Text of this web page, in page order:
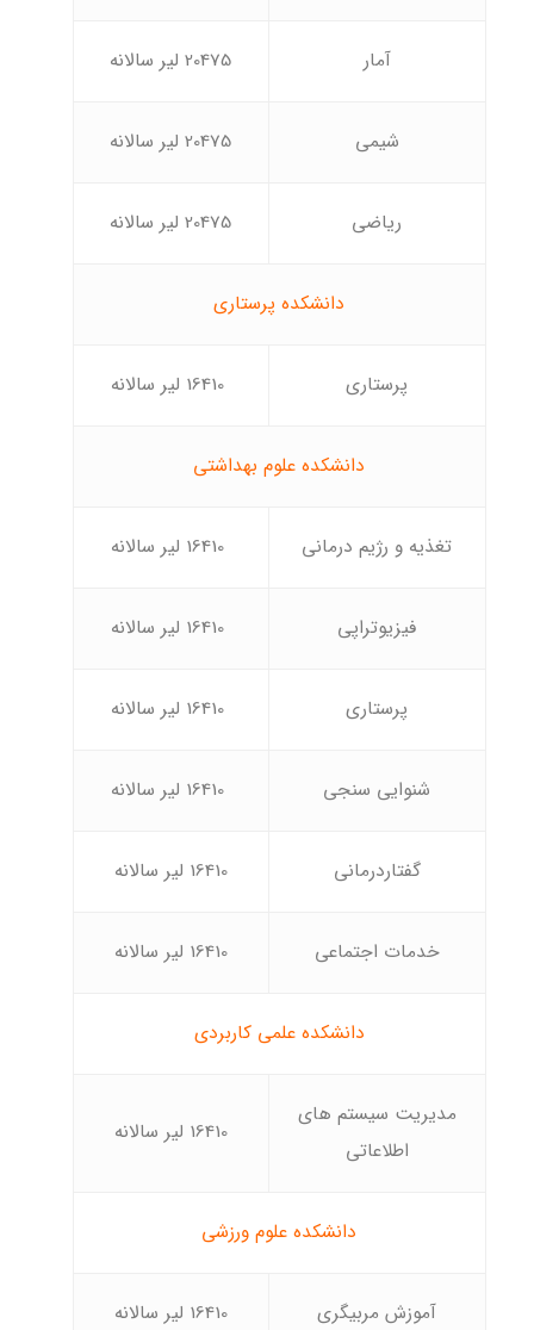
آمار 20475 لیر سالانه
شیمی 20475 لیر سالانه
ریاضی 20475 لیر سالانه
دانشکده پرستاری
پرستاری
دانشکده علوم بهداشتی
تغذیه و رژیم درمانی
فیزیوتراپی
پرستاری
شنوایی سنجی
گفتاردرمانی 16410 لیر سالانه
خدمات اجتماعی 16410 لیر سالانه
دانشکده علمی کاربردی
مدیریت سیستم های
اطلاعاتی
16410 لیر سالانه
دانشکده علوم ورزشی
آموزش مربیگری 16410 لیر سالانه